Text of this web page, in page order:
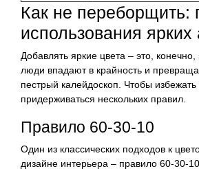
Как не переборщить:
использования ярких
Добавлять яркие цвета – это,
люди впадают в крайность и
пестрый калейдоскоп. Чтобы избежать
придерживаться нескольких правил.
Правило 60-30-10
Один из классических подходов к
дизайне интерьера – правило 60-30-